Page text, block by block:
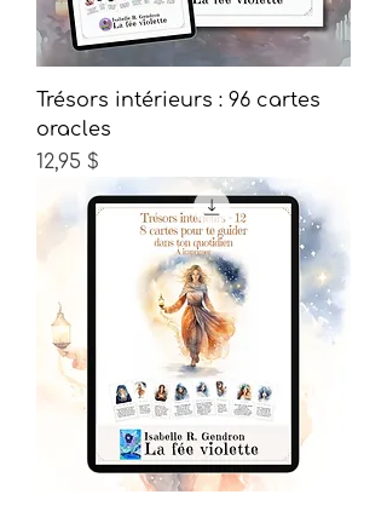
Trésors intérieurs : 96 cartes
oracles
Prix
12,95 $